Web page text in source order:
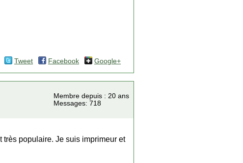
Tweet Facebook Google+
Membre depuis : 20 ans
Messages: 718
populaire. Je suis imprimeur et